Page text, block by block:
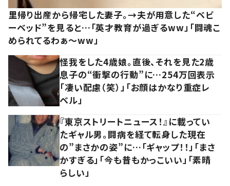
里帰り出産から帰宅した妻子。→夫が用意した“ベビ
ーベッド”を見ると…「英才教育が過ぎるww」「闘魂こ
められてるわぁ～ww」
怪我をした4歳娘。直後、それを見た2歳
息子の“衝撃の行動”に…254万回表示
「凄い配慮（笑）」「お顔はかなり重症レ
ベル」
『東京ストリートニュース！』に載ってい
たギャル男。闘病を経て転身した現在
の”まさかの姿”に…「ギャップ！！」「まさ
かすぎる」「今も昔もかっこいい」「素晴
らしい」